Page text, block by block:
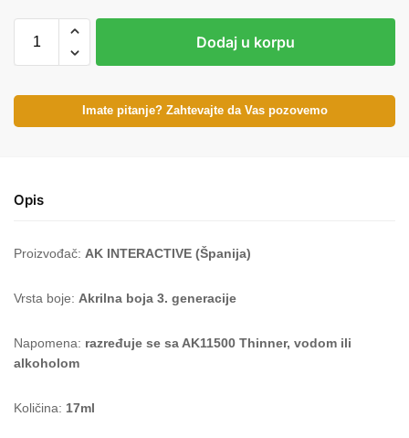
Dodaj u korpu
Imate pitanje? Zahtevajte da Vas pozovemo
Opis
Proizvođač: AK INTERACTIVE (Španija)
Vrsta boje: Akrilna boja 3. generacije
Napomena: razređuje se sa AK11500 Thinner, vodom ili
alkoholom
Količina: 17ml